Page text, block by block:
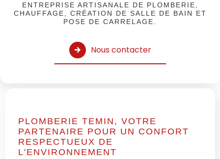
ENTREPRISE ARTISANALE DE PLOMBERIE,
CHAUFFAGE, CRÉATION DE SALLE DE BAIN ET
POSE DE CARRELAGE.
Nous contacter
PLOMBERIE TEMIN, VOTRE
PARTENAIRE POUR UN CONFORT
RESPECTUEUX DE
L'ENVIRONNEMENT